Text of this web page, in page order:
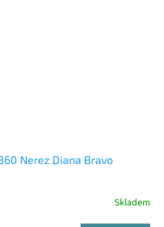
Nerez Diana Bravo
Skladem